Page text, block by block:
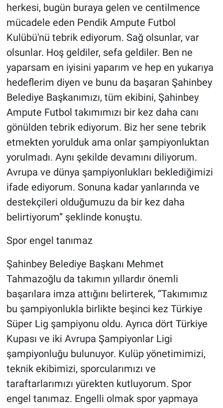
herkesi, bugün buraya gelen ve centilmence
mücadele eden Pendik Ampute Futbol
Kulübü'nü tebrik ediyorum. Sağ olsunlar, var
olsunlar. Hoş geldiler, sefa geldiler. Ben ne
yaparsam en iyisini yaparım ve hep en yukarıya
hedeflerim diyen ve bunu da başaran Şahinbey
Belediye Başkanımızı, tüm ekibini, Şahinbey
Ampute Futbol takımımızı bir kez daha canı
gönülden tebrik ediyorum. Biz her sene tebrik
etmekten yorulduk ama onlar şampiyonluktan
yorulmadı. Aynı şekilde devamını diliyorum.
Avrupa ve dünya şampiyonlukları beklediğimizi
ifade ediyorum. Sonuna kadar yanlarında ve
destekçileri olduğumuzu da bir kez daha
belirtiyorum” şeklinde konuştu.
Spor engel tanımaz
Şahinbey Belediye Başkanı Mehmet
Tahmazoğlu da takımın yıllardır önemli
başarılara imza attığını belirterek, “Takımımız
bu şampiyonlukla birlikte beşinci kez Türkiye
Süper Lig şampiyonu oldu. Ayrıca dört Türkiye
Kupası ve iki Avrupa Şampiyonlar Ligi
şampiyonluğu bulunuyor. Kulüp yönetimimizi,
teknik ekibimizi, sporcularımızı ve
taraftarlarımızı yürekten kutluyorum. Spor
engel tanımaz. Engelli olmak spor yapmaya